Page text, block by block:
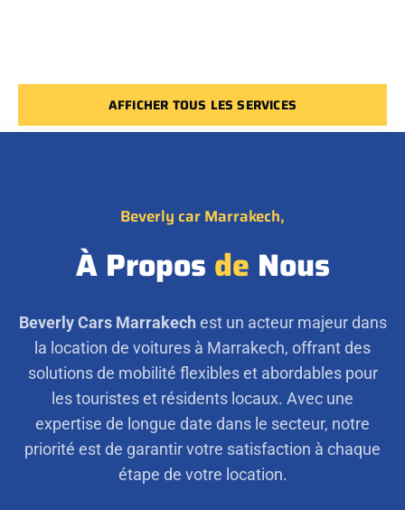
AFFICHER TOUS LES SERVICES
Beverly car Marrakech,
À Propos de Nous
Beverly Cars Marrakechest un acteur majeur dans
la location de voitures à Marrakech, offrant des
solutions de mobilité flexibles et abordables pour
les touristes et résidents locaux. Avec une
expertise de longue date dans le secteur, notre
priorité est de garantir votre satisfaction à chaque
étape de votre location.